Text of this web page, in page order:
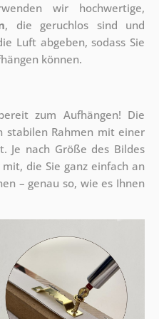
wir hochwertige,
, die geruchlos sind und
Luft abgeben, sodass Sie
können.
zum Aufhängen! Die
stabilen Rahmen mit einer
Je nach Größe des Bildes
die Sie ganz einfach an
– genau so, wie es Ihnen